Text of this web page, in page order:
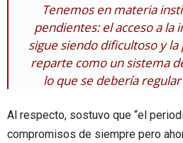
Tenemos en materia
pendientes: el acceso a la
sigue siendo dificultoso y
reparte como un sistema
lo que se debería regular
Al respecto, sostuvo que “el
compromisos de siempre pero